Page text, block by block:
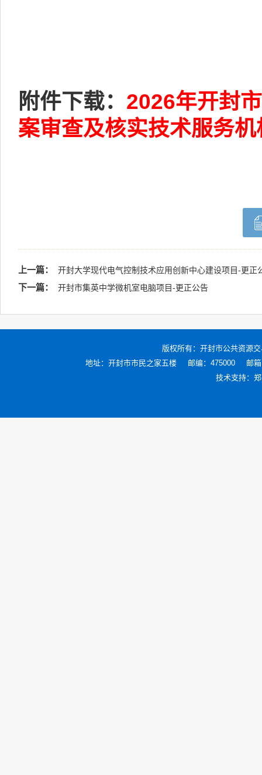
附件下载： 2026年开封
案审查及核实技术服务
上一篇： 开封大学现代电气控制技术应用创新中心建设项目-更正
下一篇： 开封市集英中学微机室电脑项目-更正公告
版权所有： 开封市公共资源
地址：开封市市民之家五楼
邮编：475000
邮
技术支持：